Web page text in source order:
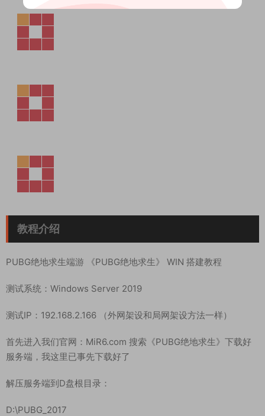
教程介绍
PUBG绝地求生端游 《PUBG绝地求生》 WIN 搭建教程
测试系统：Windows Server 2019
测试IP：192.168.2.166 （外网架设和局网架设方法一样）
首先进入我们官网：MiR6.com 搜索《PUBG绝地求生》下载好
服务端，我这里已事先下载好了
解压服务端到D盘根目录：
D:\PUBG_2017